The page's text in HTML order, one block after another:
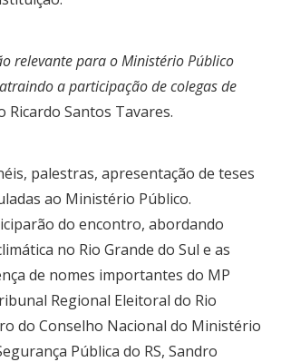
relevante para o Ministério Público
a participação de colegas de
Ricardo Santos Tavares.
palestras, apresentação de teses
ao Ministério Público.
do encontro, abordando
no Rio Grande do Sul e as
de nomes importantes do MP
Regional Eleitoral do Rio
do Conselho Nacional do Ministério
Pública do RS, Sandro